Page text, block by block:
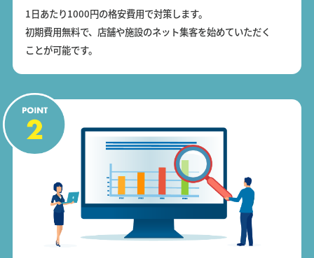
1日あたり1000円の格安費用で対策します。
初期費用無料で、店舗や施設のネット集客を始めていただく
ことが可能です。